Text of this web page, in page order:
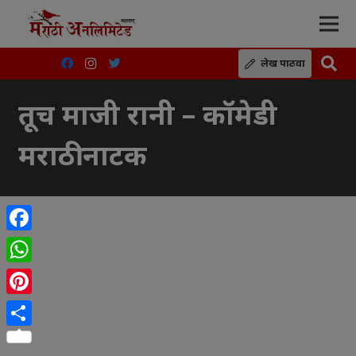
लेख पाठवा
तूच माजी रानी – कॉमेडी
मराठी नाटक
Facebook
WhatsApp
Pinterest
Share